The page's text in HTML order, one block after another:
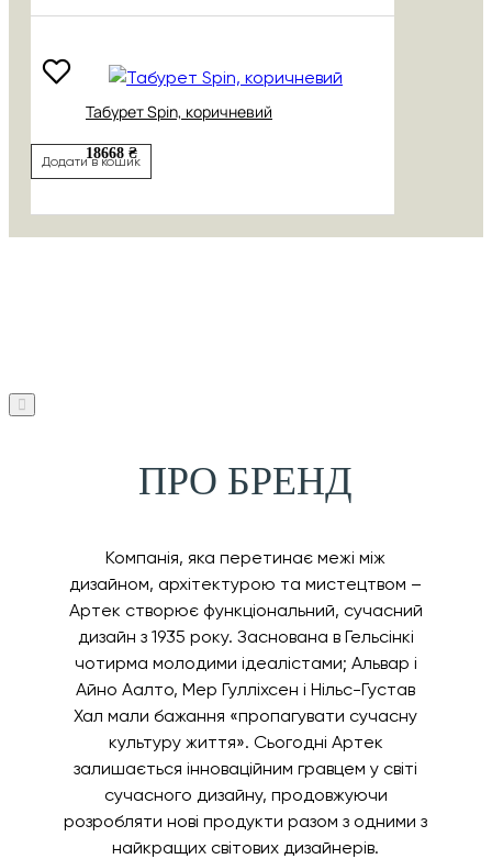
Табурет Spin, коричневий
18668 ₴
Додати в кошик
ПРО БРЕНД
Компанія, яка перетинає межі між
дизайном, архітектурою та мистецтвом –
Артек створює функціональний, сучасний
дизайн з 1935 року. Заснована в Гельсінкі
чотирма молодими ідеалістами; Альвар і
Айно Аалто, Мер Гулліхсен і Нільс-Густав
Хал мали бажання «пропагувати сучасну
культуру життя». Сьогодні Артек
залишається інноваційним гравцем у світі
сучасного дизайну, продовжуючи
розробляти нові продукти разом з одними з
найкращих світових дизайнерів.